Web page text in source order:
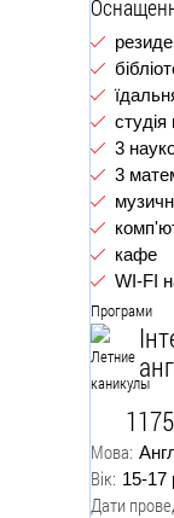
3
3
кафе
WI-FI
Програми
Мова:
Вік: 15-17
Дати